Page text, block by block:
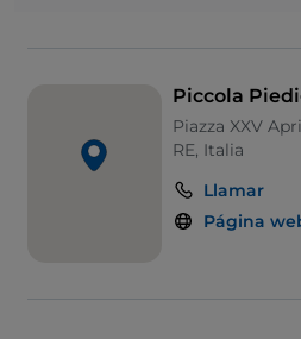
Piccola
Piazza XXV
RE, Italia
Llamar
Página